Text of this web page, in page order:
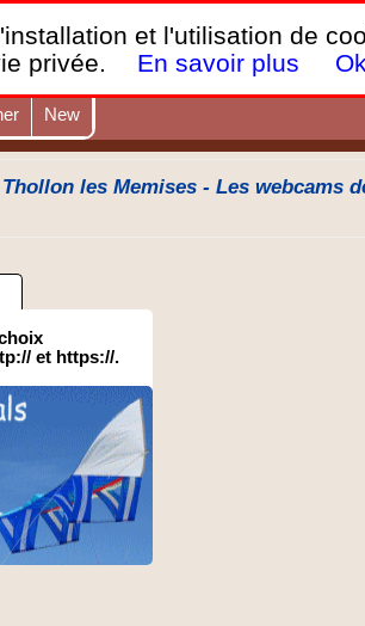
Webcams,
sur mobiles, portables et PC.
New
les Memises - Les webcams
et https://.
et l'utilisation de
privée.
En savoir plus Ok